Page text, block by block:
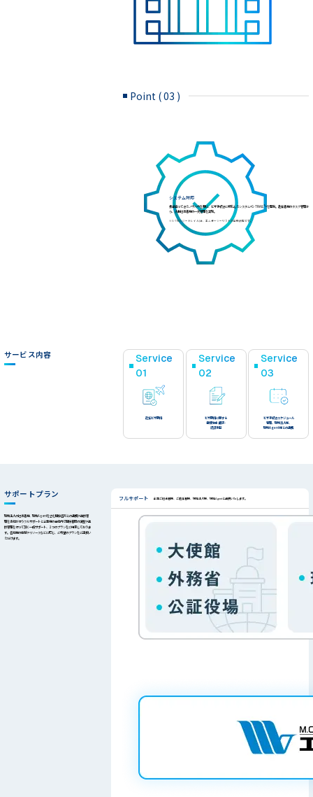
Point ( 03 )
システム対応
長年培ってきたノウハウを基に、ビザ手続きに特化したシステム<G-TRAIL®>を開発。赴任者様のタスク管理か
ら、人事担当者様の一元管理を実現。
※G-TRAIL(ジートレイル)は、エムオーツーリストの登録商標です。
サービス内容
Service
01
赴任ビザ取得
Service
02
ビザ取得に関する
書類作成･翻訳･
認証手配
Service
03
ビザ手続きスケジュール
管理、現地法人様、
現地Agent様との連携
サポートプラン
現地法人の担当者様、現地Agentを含む関係各所との連携や進捗管
理を当社が行うフルサポートと企業様の自社内で関係者間の調整や進
捗管理を行って頂く一般サポート、２つのプランをご用意しておりま
す。各社様の体制やリソースなどに応じ、ご希望のプランをご選択い
ただけます。
フルサポート 企業ご担当者様、ご赴任者様、現地法人様、現地Agentと連携いたします。